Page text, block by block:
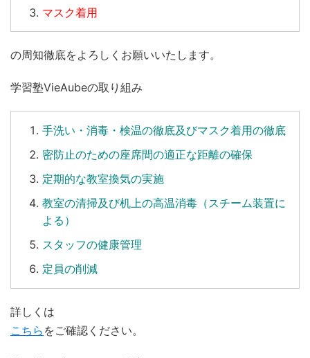
マスク着用
の周知徹底をよろしくお願いいたします。
学習塾VieAubeの取り組み
手洗い ・ 消毒 ・ 検温の徹底及びマスク着用の徹底
密防止のための座席間の適正な距離の確保
定期的な教室換気の実施
教室の清掃及び机上の高温消毒（スチーム装置に
よる）
スタッフの健康管理
定員の削減
詳しくは
こちら をご確認ください。